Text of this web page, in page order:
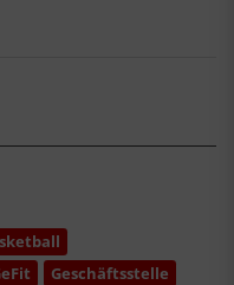
Geschäftsstelle